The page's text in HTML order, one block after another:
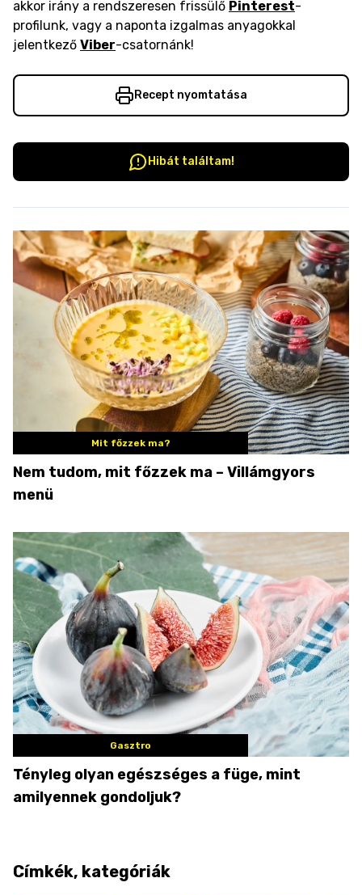
akkor irány a rendszeresen frissülő Pinterest-
profilunk, vagy a naponta izgalmas anyagokkal
jelentkező Viber-csatornánk!
Recept nyomtatása
Hibát találtam!
Mit főzzek ma?
Nem tudom, mit főzzek ma – Villámgyors
menü
Gasztro
Tényleg olyan egészséges a füge, mint
amilyennek gondoljuk?
Címkék, kategóriák